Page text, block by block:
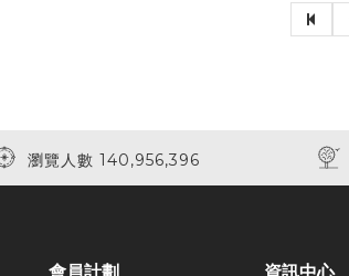
瀏覽人數 140,956,396